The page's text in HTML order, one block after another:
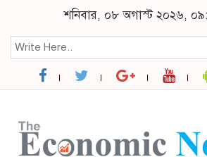
শনিবার, ০৮ অগাস্ট ২০২৬,